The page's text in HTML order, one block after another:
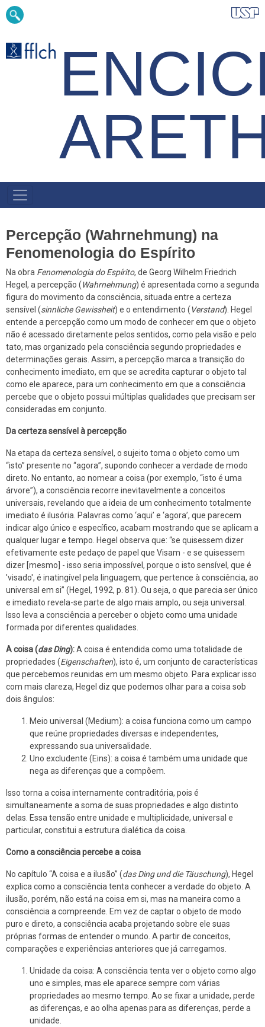
Pular
para
conteúdo
principal
Buscar
NAVEGAÇÃO
PRINCIPAL
Percepção (Wahrnehmung) na
Fenomenologia do Espírito
Na obra Fenomenologia do Espírito, de Georg Wilhelm Friedrich
Hegel, a percepção (Wahrnehmung) é apresentada como a segunda
figura do movimento da consciência, situada entre a certeza
sensível (sinnliche Gewissheit) e o entendimento (Verstand). Hegel
entende a percepção como um modo de conhecer em que o objeto
não é acessado diretamente pelos sentidos, como pela visão e pelo
tato, mas organizado pela consciência segundo propriedades e
determinações gerais. Assim, a percepção marca a transição do
conhecimento imediato, em que se acredita capturar o objeto tal
como ele aparece, para um conhecimento em que a consciência
percebe que o objeto possui múltiplas qualidades que precisam ser
consideradas em conjunto.
Da certeza sensível à percepção
Na etapa da certeza sensível, o sujeito toma o objeto como um
“isto” presente no “agora”, supondo conhecer a verdade de modo
direto. No entanto, ao nomear a coisa (por exemplo, “isto é uma
árvore”), a consciência recorre inevitavelmente a conceitos
universais, revelando que a ideia de um conhecimento totalmente
imediato é ilusória. Palavras como ‘aqui’ e ‘agora’, que parecem
indicar algo único e específico, acabam mostrando que se aplicam a
qualquer lugar e tempo. Hegel observa que: “se quisessem dizer
efetivamente este pedaço de papel que Visam - e se quisessem
dizer [mesmo] - isso seria impossível, porque o isto sensível, que é
'visado', é inatingível pela linguagem, que pertence à consciência, ao
universal em si” (Hegel, 1992, p. 81). Ou seja, o que parecia ser único
e imediato revela-se parte de algo mais amplo, ou seja universal.
Isso leva a consciência a perceber o objeto como uma unidade
formada por diferentes qualidades.
A coisa (das Ding):A coisa é entendida como uma totalidade de
propriedades (Eigenschaften), isto é, um conjunto de características
que percebemos reunidas em um mesmo objeto. Para explicar isso
com mais clareza, Hegel diz que podemos olhar para a coisa sob
dois ângulos:
Meio universal (Medium): a coisa funciona como um campo
que reúne propriedades diversas e independentes,
expressando sua universalidade.
Uno excludente (Eins): a coisa é também uma unidade que
nega as diferenças que a compõem.
Isso torna a coisa internamente contraditória, pois é
simultaneamente a soma de suas propriedades e algo distinto
delas. Essa tensão entre unidade e multiplicidade, universal e
particular, constitui a estrutura dialética da coisa.
Como a consciência percebe a coisa
No capítulo “A coisa e a ilusão” (das Ding und die Täuschung), Hegel
explica como a consciência tenta conhecer a verdade do objeto. A
ilusão, porém, não está na coisa em si, mas na maneira como a
consciência a compreende. Em vez de captar o objeto de modo
puro e direto, a consciência acaba projetando sobre ele suas
próprias formas de entender o mundo. A partir de conceitos,
comparações e experiências anteriores que já carregamos.
Unidade da coisa: A consciência tenta ver o objeto como algo
uno e simples, mas ele aparece sempre com várias
propriedades ao mesmo tempo. Ao se fixar a unidade, perde
as diferenças, e ao olha apenas para as diferenças, perde a
unidade.